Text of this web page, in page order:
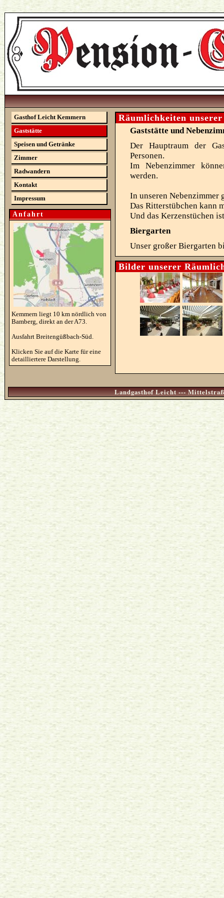
Gasthof Leicht Kemmern
Gaststätte
Speisen und Getränke
Zimmer
Radwandern
Kontakt
Impressum
Anfahrt
Kemmern liegt 10 km nördlich von
Bamberg, direkt an der A73.
Ausfahrt Breitengüßbach-Süd.
Klicken Sie auf die Karte für eine
detailliertere Darstellung.
Räumlichkeiten
Gaststätte und
Der Hauptraum der
Personen.
Im Nebenzimmer
werden.
In unseren Nebenzimmer
Das Ritterstübchen kann
Und das Kerzenstüchen
Biergarten
Unser großer Biergarten
Bilder unserer
Landgasthof Leicht ---